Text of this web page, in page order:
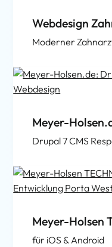
Webdesign
Moderner
Meyer-
Drupal 7 CMS
Meyer-Holsen
für iOS & Android